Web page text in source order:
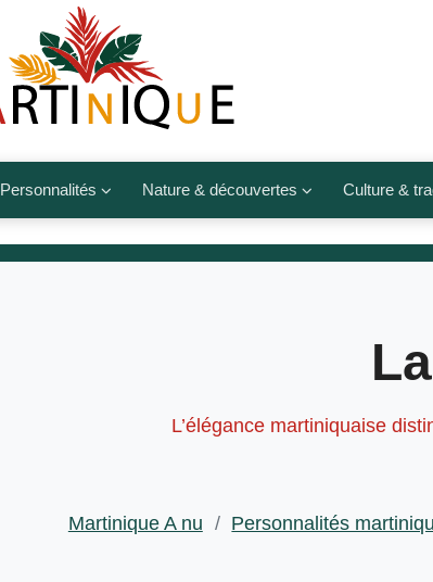
Personnalités
Artistes
Nature & découvertes
Fleurs, fruits, légumes
Culture &
Culte et
populaires
L’élégance martiniquaise
Martinique A nu / Personnalités